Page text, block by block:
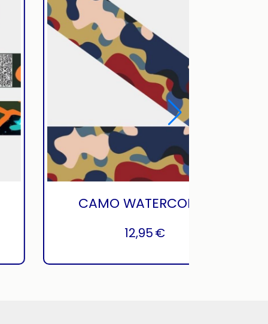
CAMO STAR - QR CODE
9,95